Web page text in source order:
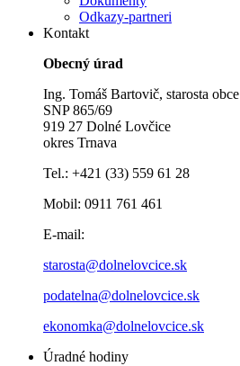
Odkazy-partneri
Kontakt
Obecný úrad
Ing. Tomáš Bartovič, starosta obce
SNP 865/69
919 27 Dolné Lovčice
okres Trnava
Tel.: +421 (33) 559 61 28
Mobil: 0911 761 461
E-mail:
starosta@dolnelovcice.sk
podatelna@dolnelovcice.sk
ekonomka@dolnelovcice.sk
Úradné hodiny